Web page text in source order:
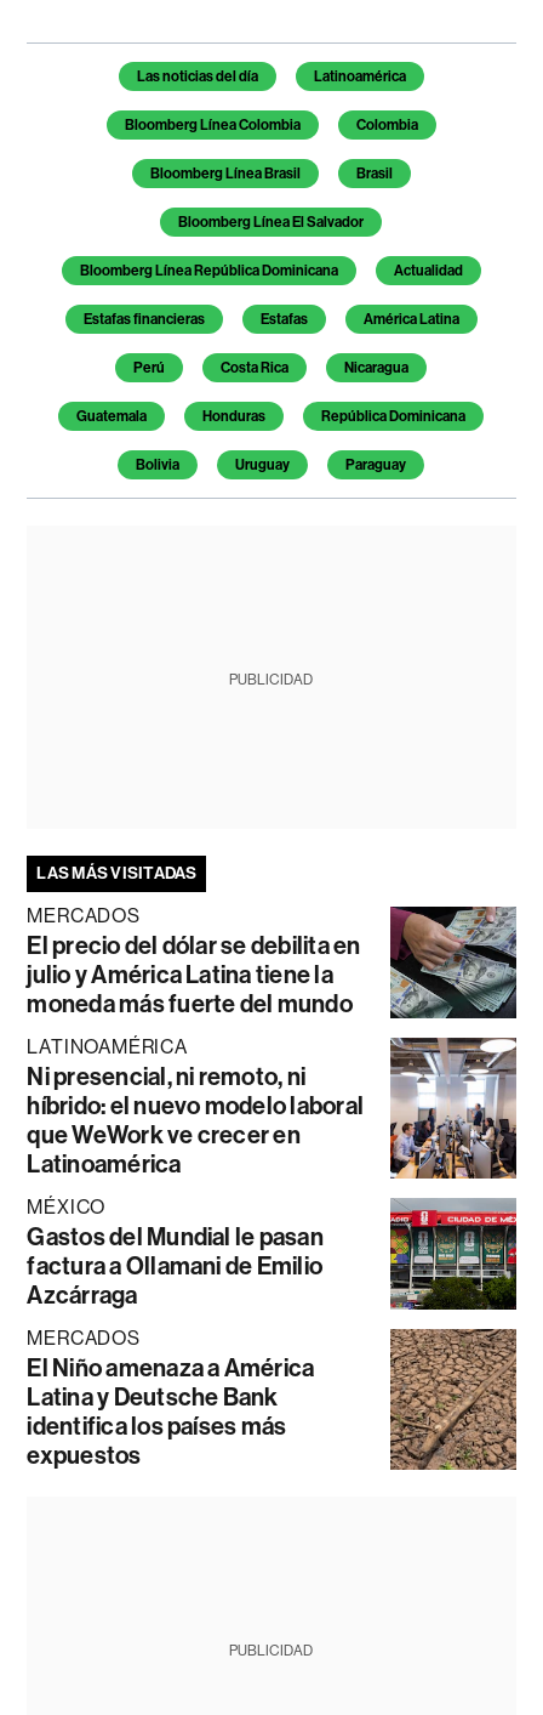
Temas de este artículo
Las noticias del día Latinoamérica
Bloomberg Línea Colombia Colombia
Bloomberg Línea Brasil Brasil
Bloomberg Línea El Salvador
Bloomberg Línea República Dominicana Actualidad
Estafas financieras Estafas América Latina
Perú Costa Rica Nicaragua
Guatemala Honduras República Dominicana
Bolivia Uruguay Paraguay
PUBLICIDAD
LAS MÁS VISITADAS
MERCADOS
El precio del dólar se debilita en
julio y América Latina tiene la
moneda más fuerte del mundo
LATINOAMÉRICA
Ni presencial, ni remoto, ni
híbrido: el nuevo modelo laboral
que WeWork ve crecer en
Latinoamérica
MÉXICO
Gastos del Mundial le pasan
factura a Ollamani de Emilio
Azcárraga
MERCADOS
El Niño amenaza a América
Latina y Deutsche Bank
identifica los países más
expuestos
PUBLICIDAD